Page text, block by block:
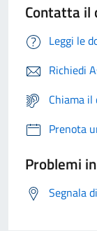
Contatta il
Leggi le
Richiedi
Chiama
Prenota
Problemi
Segnala